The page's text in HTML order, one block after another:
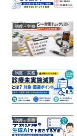
制度・実務
制度・実務
制度・実務